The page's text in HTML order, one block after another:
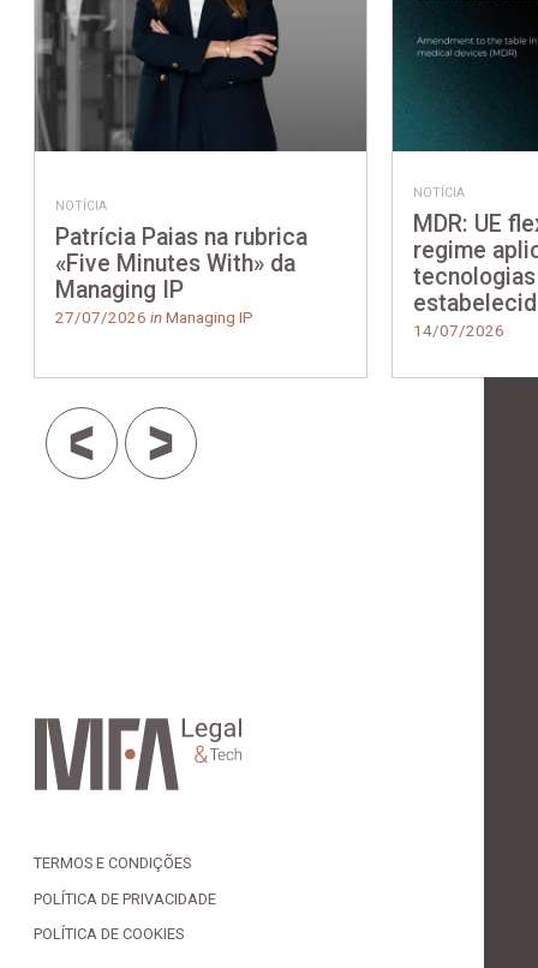
NOTÍCIA
Patrícia Paias na rubrica
«Five Minutes With» da
Managing IP
27/07/2026 inManaging IP
NOTÍCIA
MDR: UE
regime
14/07/2026
TERMOS E CONDIÇÕES
POLÍTICA DE PRIVACIDADE
POLÍTICA DE COOKIES